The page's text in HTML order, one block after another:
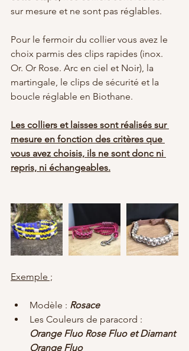
sur mesure et ne sont pas réglables.
Pour le fermoir du collier vous avez le
choix parmis des clips rapides (inox.
Or. Or Rose. Arc en ciel et Noir), la
martingale, le clips de sécurité et la
boucle réglable en Biothane.
Les colliers et laisses sont réalisés sur
mesure en fonction des critères que
vous avez choisis, ils ne sont donc ni
repris, ni échangeables.
Exemple ;
Modèle : Rosace
Les Couleurs de paracord :
Orange Fluo Rose Fluo et Diamant
Orange Fluo